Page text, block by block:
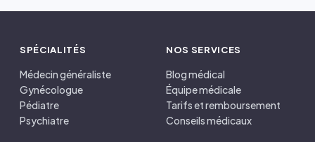
SPÉCIALITÉS
Médecin généraliste
Gynécologue
Pédiatre
Psychiatre
NOS SERVICES
Blog médical
Équipe médicale
Tarifs et remboursement
Conseils médicaux